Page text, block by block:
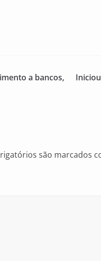
a bancos,
são marcados